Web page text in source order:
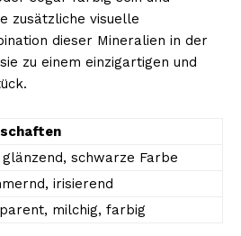
zusätzliche visuelle
dieser Mineralien in der
zu einem einzigartigen und
schwarze Farbe
irisierend
milchig, farbig